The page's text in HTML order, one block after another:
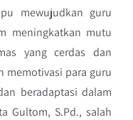
mewujudkan guru
meningkatkan mutu
yang cerdas dan
memotivasi para guru
beradaptasi dalam
Gultom, S.Pd., salah